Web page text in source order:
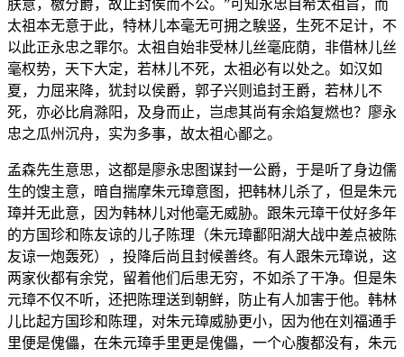
朕意，檄分爵，故止封侯而不公。”可知永忠自希太祖旨，而
太祖本无意于此，特林儿本毫无可拥之騃竖，生死不足计，不
以此正永忠之罪尔。太祖自始非受林儿丝毫庇荫，非借林儿丝
毫权势，天下大定，若林儿不死，太祖必有以处之。如汉如
夏，力屈来降，犹封以侯爵，郭子兴则追封王爵，若林儿不
死，亦必比肩滁阳，及身而止，岂虑其尚有余焰复燃也？廖永
忠之瓜州沉舟，实为多事，故太祖心鄙之。
孟森先生意思，这都是廖永忠图谋封一公爵，于是听了身边儒
生的馊主意，暗自揣摩朱元璋意图，把韩林儿杀了，但是朱元
璋并无此意，因为韩林儿对他毫无威胁。跟朱元璋干仗好多年
的方国珍和陈友谅的儿子陈理（朱元璋鄱阳湖大战中差点被陈
友谅一炮轰死），投降后尚且封候善终。有人跟朱元璋说，这
两家伙都有余党，留着他们后患无穷，不如杀了干净。但是朱
元璋不仅不听，还把陈理送到朝鲜，防止有人加害于他。韩林
儿比起方国珍和陈理，对朱元璋威胁更小，因为他在刘福通手
里便是傀儡，在朱元璋手里更是傀儡，一个心腹都没有，朱元